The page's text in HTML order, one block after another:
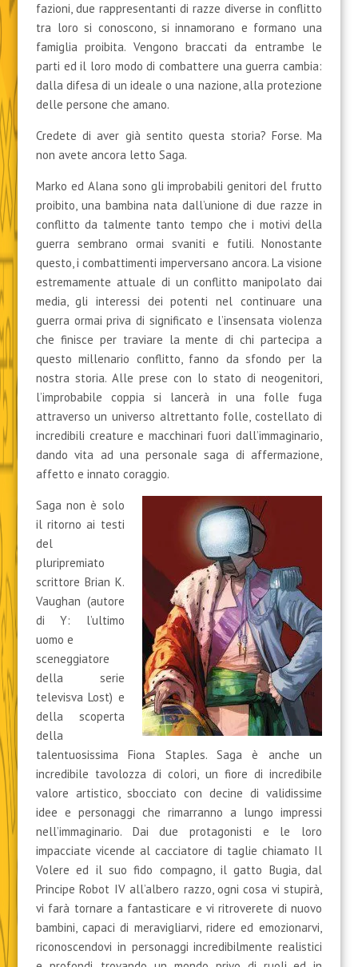
fazioni, due rappresentanti di razze diverse in conflitto
tra loro si conoscono, si innamorano e formano una
famiglia proibita. Vengono braccati da entrambe le
parti ed il loro modo di combattere una guerra cambia:
dalla difesa di un ideale o una nazione, alla protezione
delle persone che amano.
Credete di aver già sentito questa storia? Forse. Ma
non avete ancora letto Saga.
Marko ed Alana sono gli improbabili genitori del frutto
proibito, una bambina nata dall’unione di due razze in
conflitto da talmente tanto tempo che i motivi della
guerra sembrano ormai svaniti e futili. Nonostante
questo, i combattimenti imperversano ancora. La visione
estremamente attuale di un conflitto manipolato dai
media, gli interessi dei potenti nel continuare una
guerra ormai priva di significato e l’insensata violenza
che finisce per traviare la mente di chi partecipa a
questo millenario conflitto, fanno da sfondo per la
nostra storia. Alle prese con lo stato di neogenitori,
l’improbabile coppia si lancerà in una folle fuga
attraverso un universo altrettanto folle, costellato di
incredibili creature e macchinari fuori dall’immaginario,
dando vita ad una personale saga di affermazione,
affetto e innato coraggio.
Saga non è solo
il ritorno ai testi
del
pluripremiato
scrittore Brian K.
Vaughan (autore
di Y: l’ultimo
uomo e
sceneggiatore
della serie
televisva Lost) e
della scoperta
della
talentuosissima Fiona Staples. Saga è anche un
incredibile tavolozza di colori, un fiore di incredibile
valore artistico, sbocciato con decine di validissime
idee e personaggi che rimarranno a lungo impressi
nell’immaginario. Dai due protagonisti e le loro
impacciate vicende al cacciatore di taglie chiamato Il
Volere ed il suo fido compagno, il gatto Bugia, dal
Principe Robot IV all’albero razzo, ogni cosa vi stupirà,
vi farà tornare a fantasticare e vi ritroverete di nuovo
bambini, capaci di meravigliarvi, ridere ed emozionarvi,
riconoscendovi in personaggi incredibilmente realistici